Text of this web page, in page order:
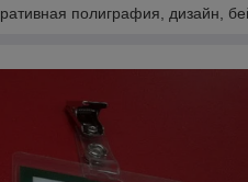
полиграфия, дизайн,